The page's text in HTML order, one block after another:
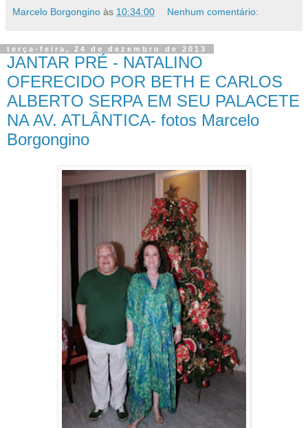
Marcelo Borgongino às 10:34:00 Nenhum comentário:
terça-feira, 24 de dezembro de 2013
JANTAR PRÉ - NATALINO
OFERECIDO POR BETH E CARLOS
ALBERTO SERPA EM SEU PALACETE
NA AV. ATLÂNTICA- fotos Marcelo
Borgongino